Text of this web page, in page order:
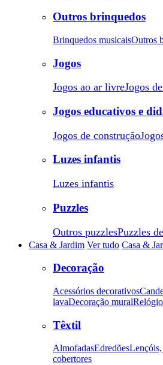
Outros brinquedos
Brinquedos musicaisOutros
Jogos
Jogos ao ar livreJogos
Jogos educativos e
Jogos de construção
Luzes infantis
Luzes infantis
Puzzles
Outros puzzlesPuzzles
Casa & Jardim Ver tudo Casa &
Decoração
Acessórios decorativos
lavaDecoração mural
Têxtil
AlmofadasEdredõesLençóis,
cobertores